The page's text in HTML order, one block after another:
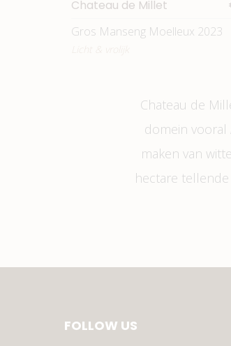
Chateau de Millet
Gros Manseng Moelleux 2023
Chateau de
domein vooral
maken van
hectare
FOLLOW US